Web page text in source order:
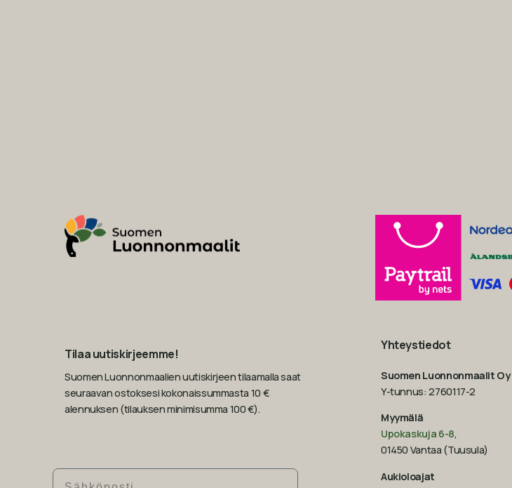
Tilaa uutiskirjeemme!
Suomen Luonnonmaalien uutiskirjeen tilaamalla saat
seuraavan ostoksesi kokonaissummasta 10 €
alennuksen (tilauksen minimisumma 100 €).
Sähköposti
Yhteystiedot
Suomen Luonnonmaalit Oy
Y-tunnus: 2760117-2
Myymälä
Upokaskuja 6-8,
01450 Vantaa (Tuusula)
Aukioloajat